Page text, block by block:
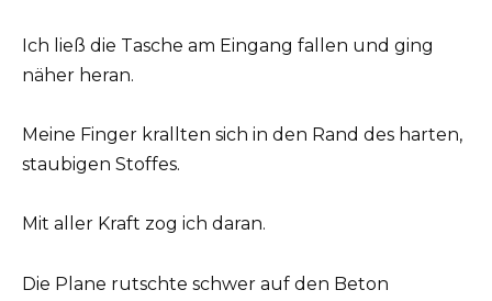
Ich ließ die Tasche am Eingang fallen und ging
näher heran.
Meine Finger krallten sich in den Rand des harten,
staubigen Stoffes.
Mit aller Kraft zog ich daran.
Die Plane rutschte schwer auf den Beton